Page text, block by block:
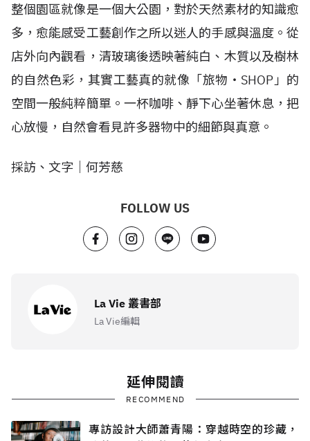
整個園區就像是一個大公園，對於天然素材的知識愈
多，愈能感受工藝創作之所以迷人的手感與溫度。從
店外向內觀看，清玻璃後透映著純白、木質以及樹林
的自然色彩，其實工藝真的就像「旅物・SHOP」的
空間一般純粹簡單。一杯咖啡、靜下心坐著休息，把
心放慢，自然會看見許多器物中的細節與真意。
採訪、文字｜何芳慈
FOLLOW US
La Vie 叢書部
La Vie編輯
延伸閱讀
RECOMMEND
專訪設計大師蕭青陽：穿越時空的珍藏，